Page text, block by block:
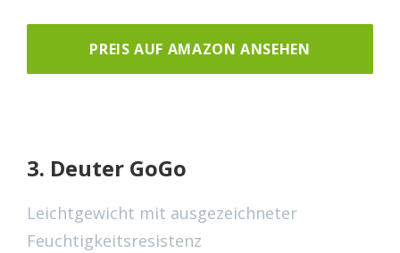
PREIS AUF AMAZON ANSEHEN
3. Deuter GoGo
Leichtgewicht mit ausgezeichneter
Feuchtigkeitsresistenz